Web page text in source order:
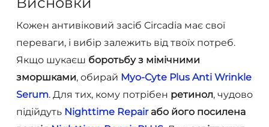
Кожен антивіковий засіб Circadia має свої
переваги, і вибір залежить від твоїх потреб.
Якщо шукаєш боротьбу з мімічними
зморшками, обирай Myo-Cyte Plus Anti Wrinkle
Serum. Для тих, кому потрібен ретинол, чудово
підійдуть Nighttime Repairабо його посилена